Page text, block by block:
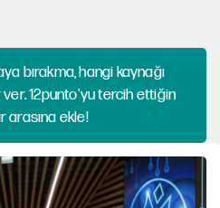
bırakma, hangi kaynağı
12punto'yu tercih ettiğin
arasına ekle!